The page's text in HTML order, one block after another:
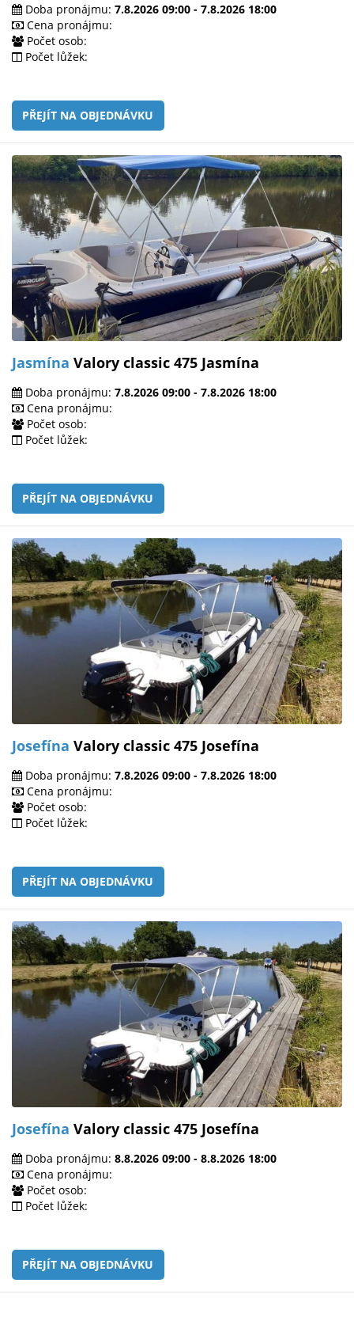
Doba pronájmu: 7.8.2026 09:00 - 7.8.2026 18:00
Cena pronájmu:
Počet osob:
Počet lůžek:
PŘEJÍT NA OBJEDNÁVKU
Jasmína Valory classic 475 Jasmína
Doba pronájmu: 7.8.2026 09:00 - 7.8.2026 18:00
Cena pronájmu:
Počet osob:
Počet lůžek:
PŘEJÍT NA OBJEDNÁVKU
Josefína Valory classic 475 Josefína
Doba pronájmu: 7.8.2026 09:00 - 7.8.2026 18:00
Cena pronájmu:
Počet osob:
Počet lůžek:
PŘEJÍT NA OBJEDNÁVKU
Josefína Valory classic 475 Josefína
Doba pronájmu: 8.8.2026 09:00 - 8.8.2026 18:00
Cena pronájmu:
Počet osob:
Počet lůžek:
PŘEJÍT NA OBJEDNÁVKU
mailem.
objednat
poukaz